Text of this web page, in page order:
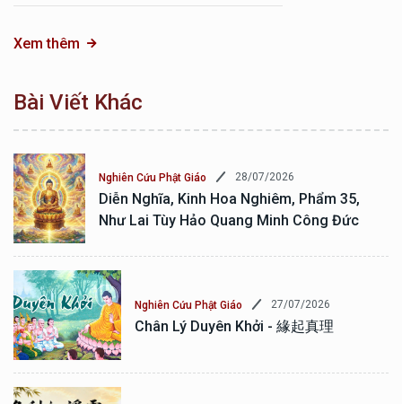
Xem thêm
Bài Viết Khác
Nghiên Cứu Phật Giáo 28/07/2026
Diễn Nghĩa, Kinh Hoa Nghiêm, Phẩm 35,
Như Lai Tùy Hảo Quang Minh Công Đức
Nghiên Cứu Phật Giáo 27/07/2026
Chân Lý Duyên Khởi - 緣起真理